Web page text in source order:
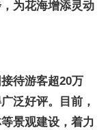
为花海增添灵动
待游客超20万
泛好评。目前，
景观建设，着力